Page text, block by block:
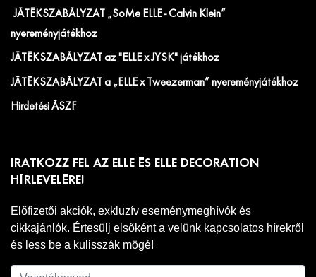
JÁTÉKSZABÁLYZAT „SoMe ELLE - Calvin Klein”
nyereményjátékhoz
JÁTÉKSZABÁLYZAT az "ELLE x JYSK" játékhoz
JÁTÉKSZABÁLYZAT a „ELLE x Tweezerman” nyereményjátékhoz
Hirdetési ÁSZF
IRATKOZZ FEL AZ ELLE ÉS ELLE DECORATION
HÍRLEVELÉRE!
Előfizetői akciók, exkluzív eseménymeghívók és
cikkajánlók. Értesülj elsőként a velünk kapcsolatos hírekről
és less be a kulisszák mögé!